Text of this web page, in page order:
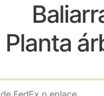
Planta